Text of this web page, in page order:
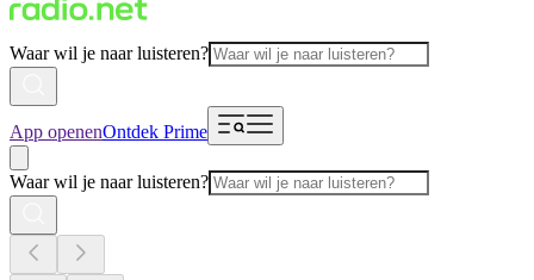
Waar wil je naar luisteren?
App openenOntdek Prime
Waar wil je naar luisteren?